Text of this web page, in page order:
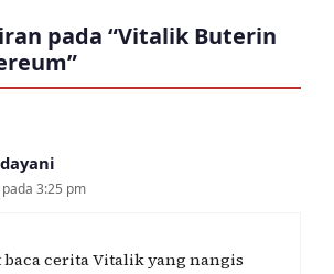
pada “Vitalik Buterin
3:25 pm
baca cerita Vitalik yang nangis